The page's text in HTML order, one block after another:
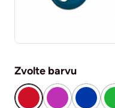
Zvolte barvu
červenáfialová